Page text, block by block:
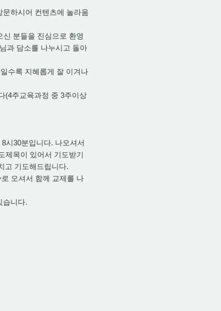
하시어 컨텐츠에 놀라움
분들을 진심으로 환영
과 담소를 나누시고 돌아
수록 지혜롭게 잘 이겨나
(4주교육과정 중 3주이상
시30분입니다. 나오셔서
제목이 있어서 기도받기
고 기도해드립니다.
오셔서 함께 교제를 나
습니다.